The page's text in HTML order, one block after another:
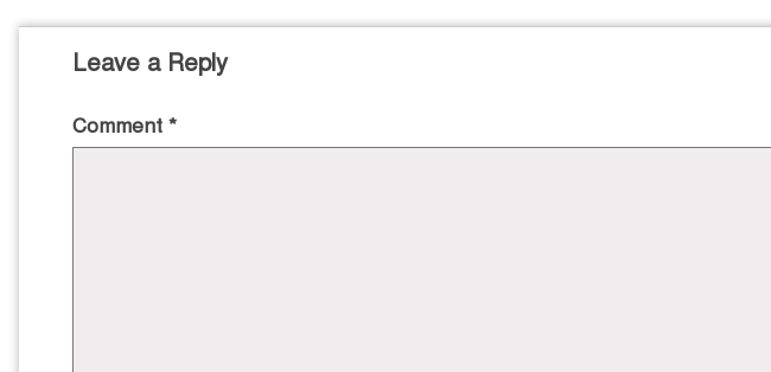
Leave a Reply
Comment *